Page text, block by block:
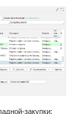
закупки: